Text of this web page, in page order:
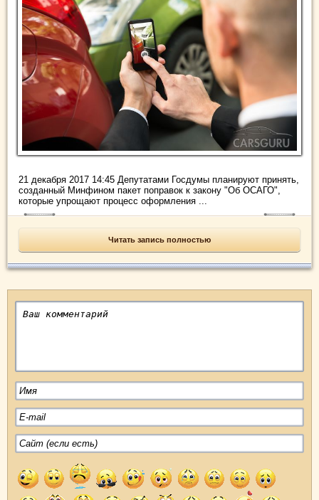
21 декабря 2017 14:45 Депутатами Госдумы планируют принять,
созданный Минфином пакет поправок к закону "Об ОСАГО",
которые упрощают процесс оформления ...
Читать запись полностью